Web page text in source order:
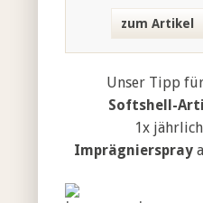
zum Artikel
Unser Tipp
Softshell-
1x jährlich
Imprägnierspray